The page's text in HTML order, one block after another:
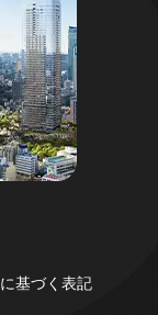
基づく表記